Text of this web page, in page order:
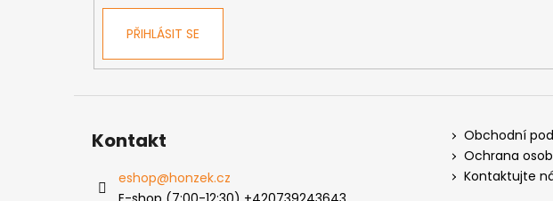
PŘIHLÁSIT SE
Kontakt
eshop@honzek.cz
Obchodní
Ochrana
Kontaktujte